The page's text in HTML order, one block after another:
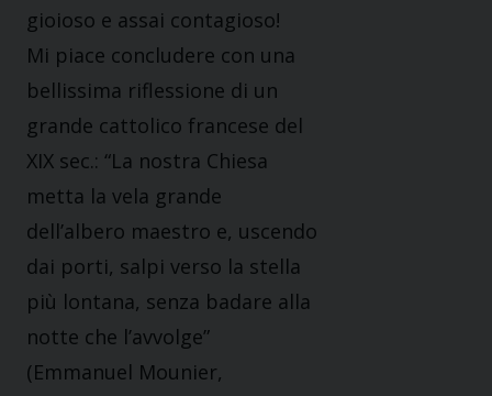
gioioso e assai contagioso!
Mi piace concludere con una
bellissima riflessione di un
grande cattolico francese del
XIX sec.: “La nostra Chiesa
metta la vela grande
dell’albero maestro e, uscendo
dai porti, salpi verso la stella
più lontana, senza badare alla
notte che l’avvolge”
(Emmanuel Mounier,